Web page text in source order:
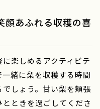
顔あふれる収穫の喜
楽しめるアクティビテ
緒に梨を収穫する時間
しょう。甘い梨を頬張
ときを過ごしてくださ